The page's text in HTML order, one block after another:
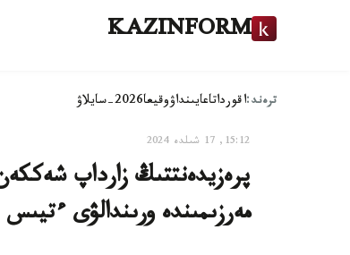
KAZINFORM
ترەند:اقورداتاعايىنداۋوقيعا2026-سايلاۋ
15:12, 17 شىلدە 2024
پرەزيدەنتتىڭ زارداپ
مەرزىمىندە ورىندالۋى